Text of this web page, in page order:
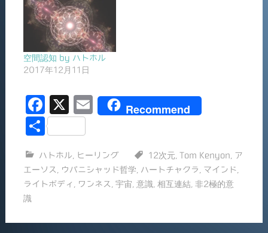
空間認知 by ハトホル
2017年12月11日
F
a
e
b
o
X
E
l
Recommend
共
ハトホル ヒーリング 12次元 Tom Kenyon
ア
エーソス
ウパニシャッド哲学 ハートチャクラ マインド
ライトボディ
ワンネス 宇宙 意識 相互連結 非2極的意
識